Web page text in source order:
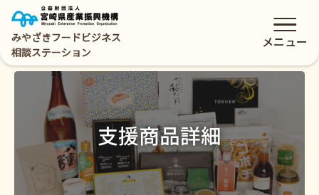
みやざきフードビジネス
相談ステーション
メニュー
支援商品詳細